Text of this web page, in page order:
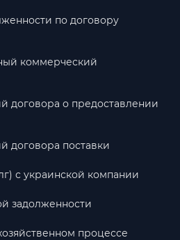
по договору
коммерческий
договора о предоставлении
договора поставки
с украинской компании
задолженности
процессе